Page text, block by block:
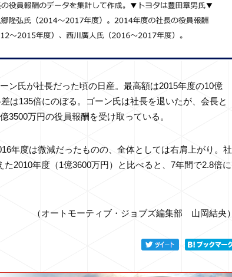
ン氏が社長だった頃の日産。最高額は2015年度の10億
は135倍にのぼる。ゴーン氏は社長を退いたが、会長と
3500万円の役員報酬を受け取っている。
年度は微減だったものの、全体としては右肩上がり。社
2010年度（1億3600万円）と比べると、7年間で2.8倍に
（オートモーティブ・ジョブズ編集部 山岡結央）